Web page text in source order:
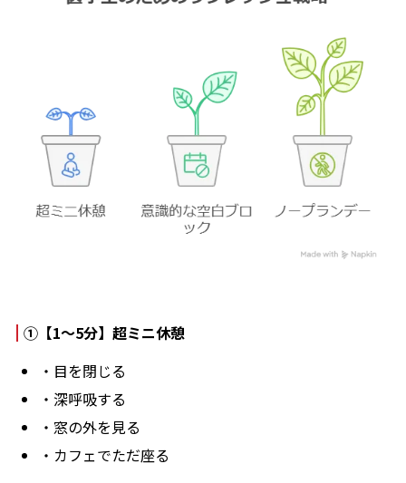
①【1〜5分】超ミニ休憩
・目を閉じる
・深呼吸する
・窓の外を見る
・カフェでただ座る